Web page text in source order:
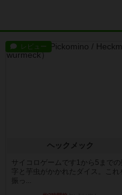
レビュー
ヘックメック
サイコロゲームです1から5までの
字と芋虫がかかれたダイス。これ
振っ...